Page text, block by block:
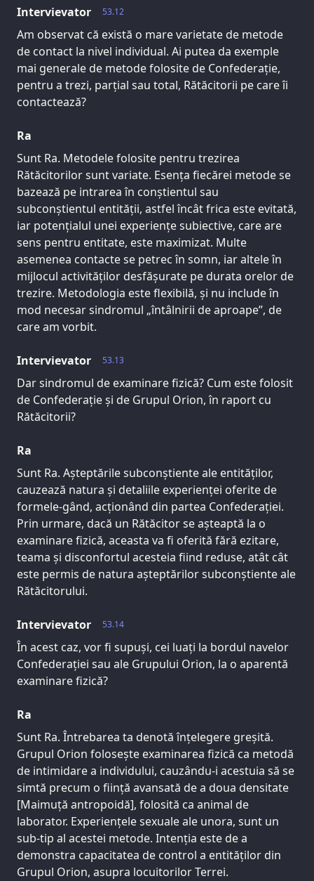
53.12
Intervievator
Am observat că există o mare varietate de metode
de contact la nivel individual. Ai putea da exemple
mai generale de metode folosite de Confederație,
pentru a trezi, parțial sau total, Rătăcitorii pe care îi
contactează?
Ra
Sunt Ra. Metodele folosite pentru trezirea
Rătăcitorilor sunt variate. Esența fiecărei metode se
bazează pe intrarea în conștientul sau
subconștientul entității, astfel încât frica este evitată,
iar potențialul unei experiențe subiective, care are
sens pentru entitate, este maximizat. Multe
asemenea contacte se petrec în somn, iar altele în
mijlocul activităților desfășurate pe durata orelor de
trezire. Metodologia este flexibilă, și nu include în
mod necesar sindromul „întâlnirii de aproape”, de
care am vorbit.
53.13
Intervievator
Dar sindromul de examinare fizică? Cum este folosit
de Confederație și de Grupul Orion, în raport cu
Rătăcitorii?
Ra
Sunt Ra. Așteptările subconștiente ale entităților,
cauzează natura și detaliile experienței oferite de
formele-gând, acționând din partea Confederației.
Prin urmare, dacă un Rătăcitor se așteaptă la o
examinare fizică, aceasta va fi oferită fără ezitare,
teama și disconfortul acesteia fiind reduse, atât cât
este permis de natura așteptărilor subconștiente ale
Rătăcitorului.
53.14
Intervievator
În acest caz, vor fi supuși, cei luați la bordul navelor
Confederației sau ale Grupului Orion, la o aparentă
examinare fizică?
Ra
Sunt Ra. Întrebarea ta denotă înțelegere greșită.
Grupul Orion folosește examinarea fizică ca metodă
de intimidare a individului, cauzându-i acestuia să se
simtă precum o ființă avansată de a doua densitate
[Maimuță antropoidă], folosită ca animal de
laborator. Experiențele sexuale ale unora, sunt un
sub-tip al acestei metode. Intenția este de a
demonstra capacitatea de control a entităților din
Grupul Orion, asupra locuitorilor Terrei.